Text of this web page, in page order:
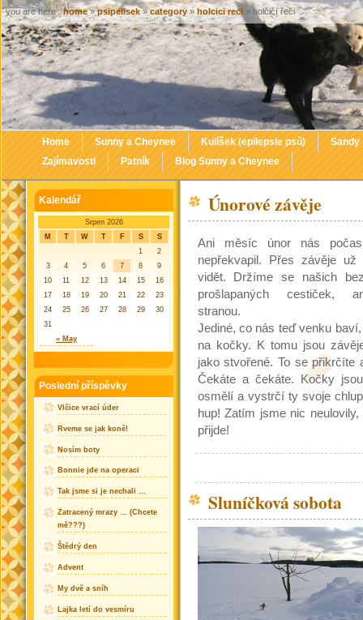
Home Sunny a Cheynee Kulíšek (epilepsie psů)
Sandy
Zajímavosti
Patník Blog Sunny a Cheynee
Únorové závěje
Ani měsíc únor nás
nepřekvapil. Přes závěje už
vidět. Držíme se našich
prošlapaných cestiček,
stranou.
Jediné, co nás teď venku
na kočky. K tomu jsou
jako stvořené. To se přikrčíte
Čekáte a čekáte. Kočky
osmělí a vystrčí ty svoje
hup! Zatím jsme nic
přijde!
Sluníčková sobota
Kalendář
Srpen 2026
M
T W T F S S
« May
1
2
3
4 5 6 7 8
9
10
11 12 13 14 15
16
17
18 19 20 21 22
23
24
25 26 27 28 29
30
31
Poslední příspěvky
Vlčice vrací úder
Rveme se jak koně!
Nosím boty
Bonnie jde na operaci
Tak jsme si je nechali …
Zatracený mrazy … (Chcete
mě???)
Štědrý den
Advent
My dvě a sníh
Lajka letí do vesmíru
you are here :home»psipelisek»category » holcici reci » holčičí řeči